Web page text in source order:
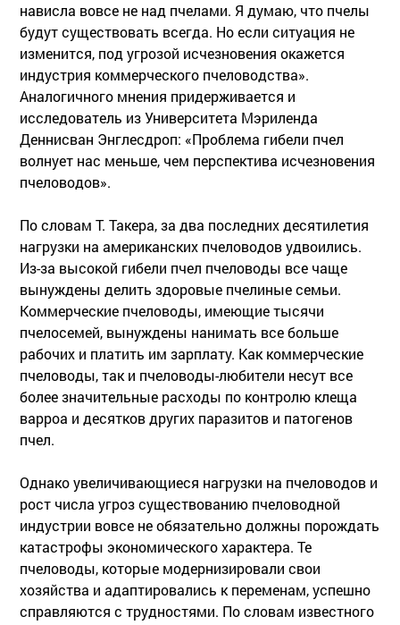
нависла вовсе не над пчелами. Я думаю, что пчелы
будут существовать всегда. Но если ситуация не
изменится, под угрозой исчезновения окажется
индустрия коммерческого пчеловодства».
Аналогичного мнения придерживается и
исследователь из Университета Мэриленда
Деннисван Энглесдроп: «Проблема гибели пчел
волнует нас меньше, чем перспектива исчезновения
пчеловодов».
По словам Т. Такера, за два последних десятилетия
нагрузки на американских пчеловодов удвоились.
Из-за высокой гибели пчел пчеловоды все чаще
вынуждены делить здоровые пчелиные семьи.
Коммерческие пчеловоды, имеющие тысячи
пчелосемей, вынуждены нанимать все больше
рабочих и платить им зарплату. Как коммерческие
пчеловоды, так и пчеловоды-любители несут все
более значительные расходы по контролю клеща
варроа и десятков других паразитов и патогенов
пчел.
Однако увеличивающиеся нагрузки на пчеловодов и
рост числа угроз существованию пчеловодной
индустрии вовсе не обязательно должны порождать
катастрофы экономического характера. Те
пчеловоды, которые модернизировали свои
хозяйства и адаптировались к переменам, успешно
справляются с трудностями. По словам известного